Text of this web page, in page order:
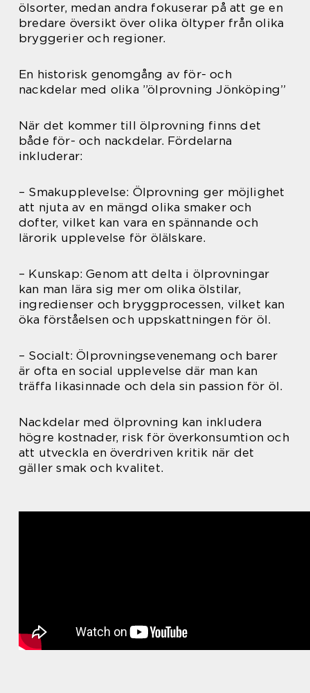
ölsorter, medan andra fokuserar på att ge en
bredare översikt över olika öltyper från olika
bryggerier och regioner.
En historisk genomgång av för- och
nackdelar med olika ”ölprovning Jönköping”
När det kommer till ölprovning finns det
både för- och nackdelar. Fördelarna
inkluderar:
– Smakupplevelse: Ölprovning ger möjlighet
att njuta av en mängd olika smaker och
dofter, vilket kan vara en spännande och
lärorik upplevelse för ölälskare.
– Kunskap: Genom att delta i ölprovningar
kan man lära sig mer om olika ölstilar,
ingredienser och bryggprocessen, vilket kan
öka förståelsen och uppskattningen för öl.
– Socialt: Ölprovningsevenemang och barer
är ofta en social upplevelse där man kan
träffa likasinnade och dela sin passion för öl.
Nackdelar med ölprovning kan inkludera
högre kostnader, risk för överkonsumtion och
att utveckla en överdriven kritik när det
gäller smak och kvalitet.